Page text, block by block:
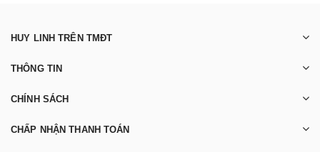
HUY LINH TRÊN TMĐT
THÔNG TIN
CHÍNH SÁCH
CHẤP NHẬN THANH TOÁN